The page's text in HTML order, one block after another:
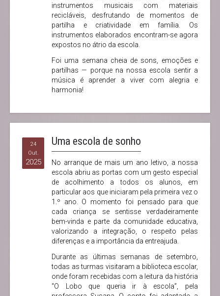
instrumentos musicais com materiais
recicláveis, desfrutando de momentos de
partilha e criatividade em família. Os
instrumentos elaborados encontram-se agora
expostos no átrio da escola.
Foi uma semana cheia de sons, emoções e
partilhas — porque na nossa escola sentir a
música é aprender a viver com alegria e
harmonia!
24
Out.
2025
Uma escola de sonho
No arranque de mais um ano letivo, a nossa
escola abriu as portas com um gesto especial
de acolhimento a todos os alunos, em
particular aos que iniciaram pela primeira vez o
1.º ano. O momento foi pensado para que
cada criança se sentisse verdadeiramente
bem-vinda e parte da comunidade educativa,
valorizando a integração, o respeito pelas
diferenças e a importância da entreajuda.
Durante as últimas semanas de setembro,
todas as turmas visitaram a biblioteca escolar,
onde foram recebidas com a leitura da história
“O Lobo que queria ir à escola”, pela